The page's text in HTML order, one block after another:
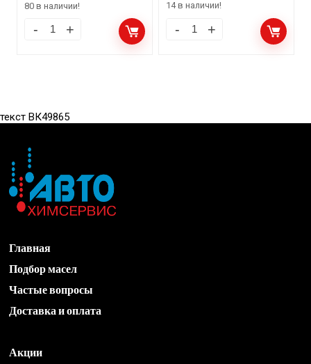
80 в наличии! 14 в наличии!
текст ВК49865
Главная
Подбор масел
Частые вопросы
Доставка и оплата
Акции